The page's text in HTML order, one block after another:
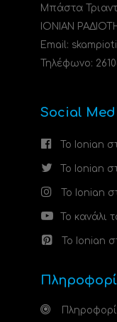
Μπάστα
ΙΟΝΙΑΝ
Email:
Τηλέφωνο:
Social
Το Ionian
Το Ionian
Το Ionian
Το κανάλι
Το Ionian